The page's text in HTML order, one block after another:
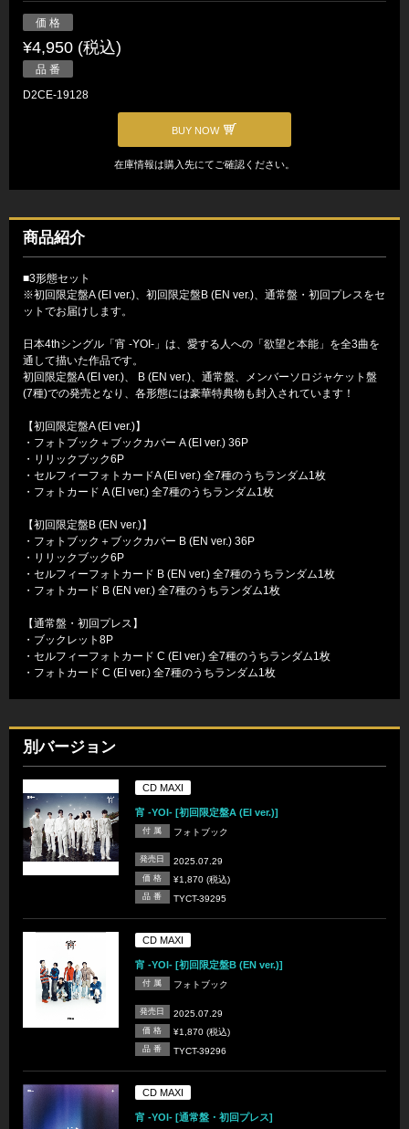
価 格
¥4,950 (税込)
品 番
D2CE-19128
BUY NOW
在庫情報は購入先にてご確認ください。
商品紹介
■3形態セット
※初回限定盤A (EI ver.)、初回限定盤B (EN ver.)、通常盤・初回プレスをセ
ットでお届けします。
日本4thシングル「宵 -YOI-」は、愛する人への「欲望と本能」を全3曲を
通して描いた作品です。
初回限定盤A (EI ver.)、 B (EN ver.)、通常盤、メンバーソロジャケット盤
(7種)での発売となり、各形態には豪華特典物も封入されています！
【初回限定盤A (EI ver.)】
・フォトブック＋ブックカバー A (EI ver.) 36P
・リリックブック6P
・セルフィーフォトカードA (EI ver.) 全7種のうちランダム1枚
・フォトカード A (EI ver.) 全7種のうちランダム1枚
【初回限定盤B (EN ver.)】
・フォトブック＋ブックカバー B (EN ver.) 36P
・リリックブック6P
・セルフィーフォトカード B (EN ver.) 全7種のうちランダム1枚
・フォトカード B (EN ver.) 全7種のうちランダム1枚
【通常盤・初回プレス】
・ブックレット8P
・セルフィーフォトカード C (EI ver.) 全7種のうちランダム1枚
・フォトカード C (EI ver.) 全7種のうちランダム1枚
別バージョン
CD MAXI
宵 -YOI- [初回限定盤A (EI ver.)]
付 属 フォトブック
発売日 2025.07.29
価 格 ¥1,870 (税込)
品 番 TYCT-39295
CD MAXI
宵 -YOI- [初回限定盤B (EN ver.)]
付 属 フォトブック
発売日 2025.07.29
価 格 ¥1,870 (税込)
品 番 TYCT-39296
CD MAXI
宵 -YOI- [通常盤・初回プレス]